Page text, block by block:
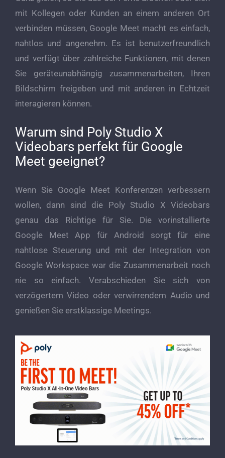
mit Kollegen oder Kunden an einem anderen Ort
verbinden müssen, Google Meet macht es einfach,
nahtlos und angenehm. Es ist benutzerfreundlich
und verfügt über zahlreiche Funktionen, mit denen
Sie geräteunabhängig zusammenarbeiten, Ihren
Bildschirm freigeben und mit anderen in Echtzeit
interagieren können.
Warum sind Poly Studio X
Videobars perfekt für Google
Meet geeignet?
Wenn Sie Google Meet Konferenzen verbessern
wollen, dann sind die Poly Studio X Videobars
genau das Richtige für Sie. Die vorinstallierte
Google Meet App für Android sorgt für eine
nahtlose Steuerung und mit der Integration von
Google Workspace war die Zusammenarbeit noch
nie so einfach. Verabschieden Sie sich von
verzögertem Video oder verwirrendem Audio und
genießen Sie erstklassige Meetings.